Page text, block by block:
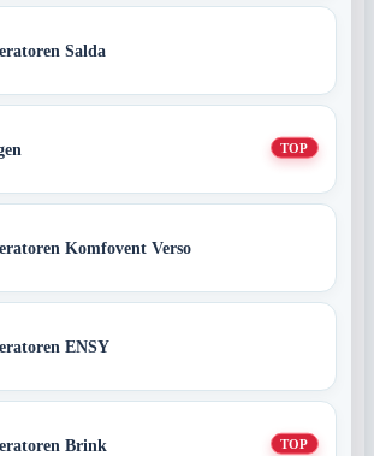
Salda
TOP
Komfovent Verso
ENSY
Brink TOP